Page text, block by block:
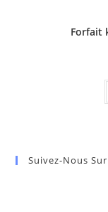
Forfait
Suivez-Nous